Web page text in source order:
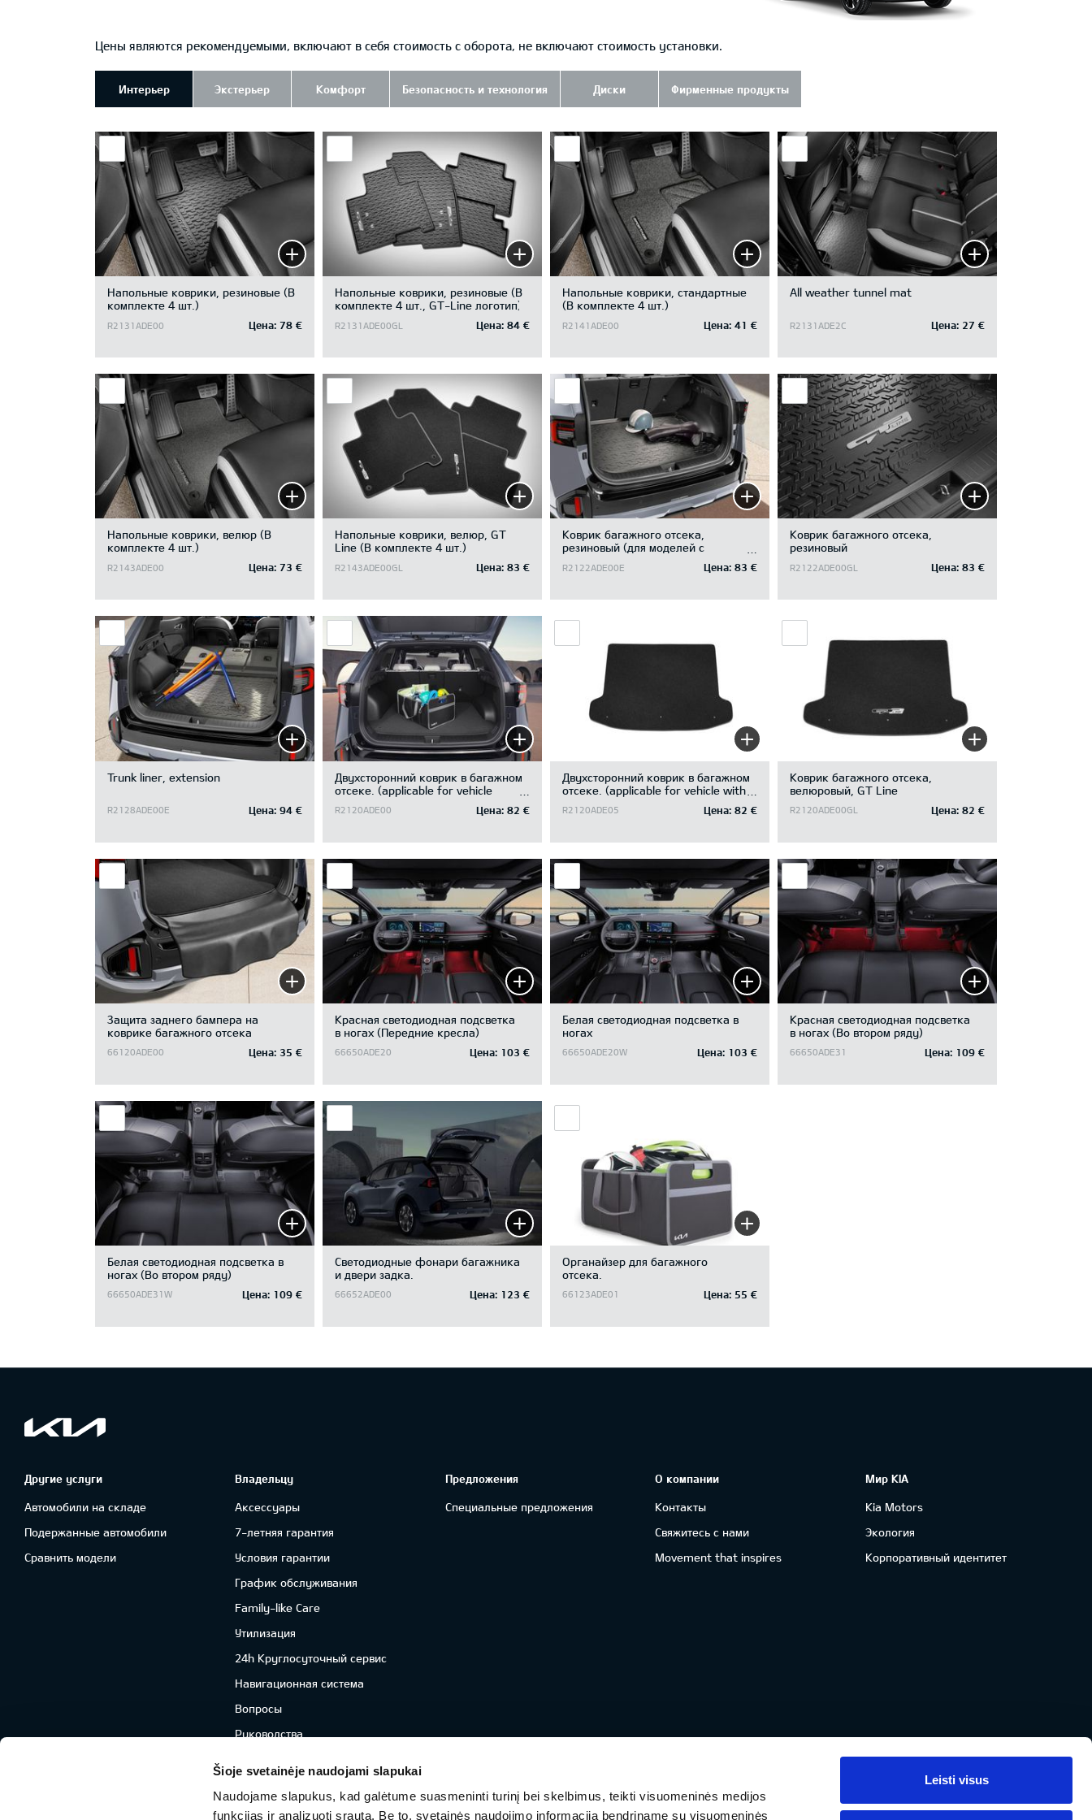
Šioje svetainėje naudojami slapukai
Naudojame slapukus, kad galėtume suasmeninti turinį bei skelbimus, teikti visuomeninės medijos
funkcijas ir analizuoti srautą. Be to, svetainės naudojimo informaciją bendriname su visuomeninės
Leisti visus
Цены являются рекомендуемыми, включают в себя стоимость с оборота, не включают стоимость установки.
Интерьер Экстерьер Комфорт Безопасность и технология Диски Фирменные продукты
Напольные коврики, резиновые (В
комплекте 4 шт.)
R2131ADE00 Цена: 78 €
Напольные коврики, резиновые (В
комплекте 4 шт., GT-Line логотип)
R2131ADE00GL Цена: 84 €
Напольные коврики, стандартные
(В комплекте 4 шт.)
R2141ADE00 Цена: 41 €
All weather tunnel mat
R2131ADE2C Цена: 27 €
Напольные коврики, велюр (В
комплекте 4 шт.)
R2143ADE00 Цена: 73 €
Напольные коврики, велюр, GT
Line (В комплекте 4 шт.)
R2143ADE00GL Цена: 83 €
Коврик багажного отсека,
резиновый (для моделей с
отсека)
R2122ADE00E Цена: 83 €
Коврик багажного отсека,
резиновый
R2122ADE00GL Цена: 83 €
Trunk liner, extension
R2128ADE00E Цена: 94 €
Двухсторонний коврик в багажном
отсеке. (applicable for vehicle
R2120ADE00 Цена: 82 €
Двухсторонний коврик в багажном
отсеке. (applicable for vehicle with
R2120ADE05 Цена: 82 €
Коврик багажного отсека,
велюровый, GT Line
R2120ADE00GL Цена: 82 €
Защита заднего бампера на
коврике багажного отсека
66120ADE00 Цена: 35 €
Красная светодиодная подсветка
в ногах (Передние кресла)
66650ADE20 Цена: 103 €
Белая светодиодная подсветка в
ногах
66650ADE20W Цена: 103 €
Красная светодиодная подсветка
в ногах (Во втором ряду)
66650ADE31 Цена: 109 €
Белая светодиодная подсветка в
ногах (Во втором ряду)
66650ADE31W Цена: 109 €
Светодиодные фонари багажника
и двери задка.
66652ADE00 Цена: 123 €
Oрганайзер для багажного
отсека.
66123ADE01 Цена: 55 €
Другие услуги
Автомобили на складе
Подержанные автомобили
Сравнить модели
Владельцу
Аксессуары
7-летняя гарантия
Условия гарантии
График обслуживания
Family-like Care
Утилизация
24h Круглосуточный сервис
Навигационная система
Вопросы
Руководства
Предложения
Специальные предложения
О компании
Контакты
Свяжитесь с нами
Movement that inspires
Мир KIA
Kia Motors
Экология
Корпоративный идентитет